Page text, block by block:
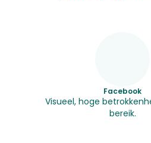
Facebook
Visueel, hoge
bereik.